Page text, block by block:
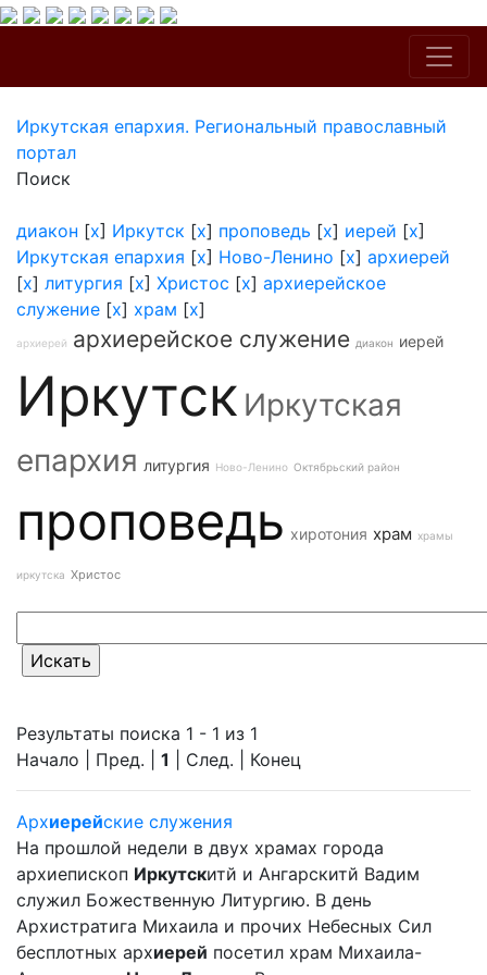
Иркутская епархия. Региональный православный
портал
Поиск
диакон [x] Иркутск [x] проповедь [x] иерей [x]
Иркутская епархия [x] Ново-Ленино [x] архиерей
[x] литургия [x] Христос [x] архиерейское
служение [x] храм [x]
архиерей архиерейское служение диакон иерей
Иркутск Иркутская
епархия литургия Ново-Ленино Октябрьский район
проповедь хиротония храм храмы
иркутска Христос
Результаты поиска 1 - 1 из 1
Начало | Пред. | 1 | След. | Конец
Архиерейские служения
На прошлой недели в двух храмах города
архиепископ Иркутскитй и Ангарскитй Вадим
служил Божественную Литургию. В день
Архистратига Михаила и прочих Небесных Сил
бесплотных архиерей посетил храм Михаила-